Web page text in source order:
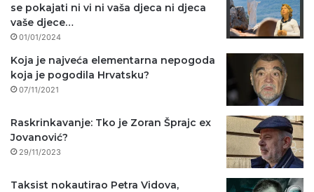
se pokajati ni vi ni vaša djeca ni djeca
vaše djece…
01/01/2024
Koja je najveća elementarna nepogoda
koja je pogodila Hrvatsku?
07/11/2021
Raskrinkavanje: Tko je Zoran Šprajc ex
Jovanović?
29/11/2023
Taksist nokautirao Petra Vidova,